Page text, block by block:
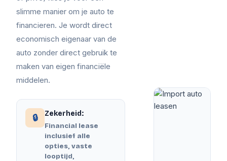
slimme manier om je auto te
financieren. Je wordt direct
economisch eigenaar van de
auto zonder direct gebruik te
maken van eigen financiële
middelen.
🔒 Zekerheid:
Financial lease
inclusief alle
opties, vaste
looptijd,